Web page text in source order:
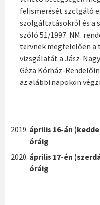
felismerését szolgáló
szolgáltatásokról és a
szóló 51/1997. NM.
tervnek megfelelően a
vizsgálatát a Jász-
Géza Kórház-
az alábbi napokon
április 16-án
óráig
április 17-én
óráig